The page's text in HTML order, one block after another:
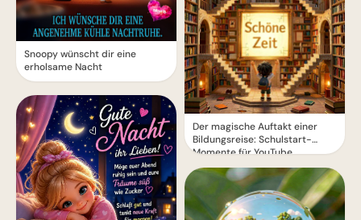
Snoopy wünscht dir eine
erholsame Nacht
Der magische Auftakt einer
Bildungsreise: Schulstart-
Momente für YouTube